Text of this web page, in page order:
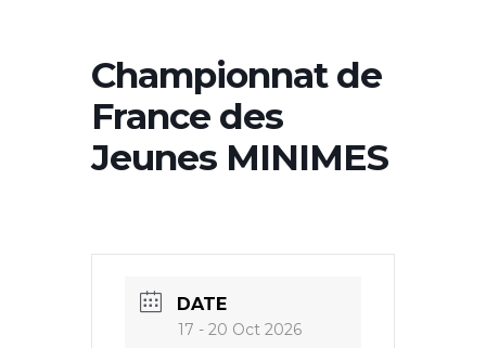
Championnat de
France des
Jeunes MINIMES
DATE
17 - 20 Oct 2026